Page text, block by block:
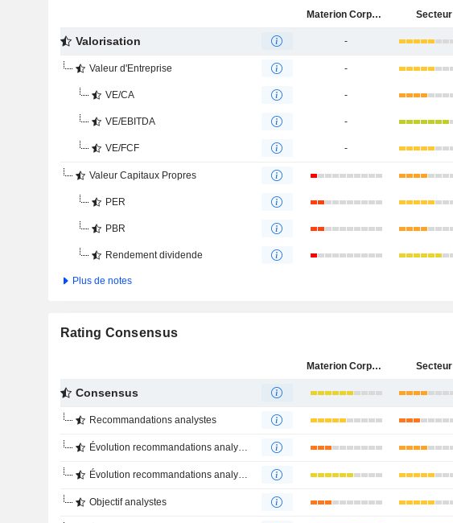
Materion Corporation Secteur
Valorisation -
Valeur d'Entreprise -
VE/CA -
VE/EBITDA -
VE/FCF -
Valeur Capitaux Propres
PER
PBR
Rendement dividende
Plus de notes
Rating Consensus
Materion Corporation Secteur
Consensus
Recommandations analystes
Évolution recommandations analystes 1 an
Évolution recommandations analystes 4 mois
Objectif analystes